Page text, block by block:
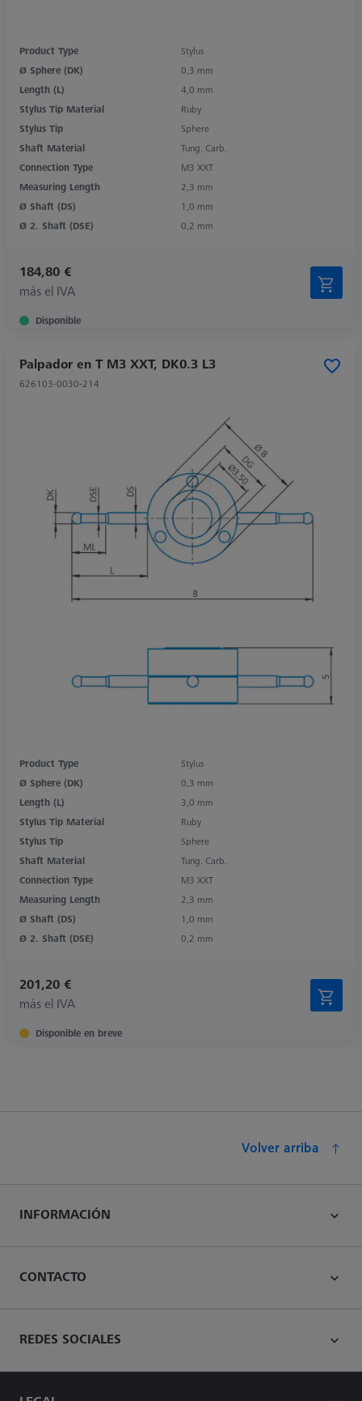
Product Type
Stylus
Ø Sphere (DK)
0,3 mm
Length (L)
4,0 mm
Stylus Tip Material
Ruby
Stylus Tip
Sphere
Shaft Material
Tung. Carb.
Connection Type
M3 XXT
Measuring Length
2,3 mm
Ø Shaft (DS)
1,0 mm
Ø 2. Shaft (DSE)
0,2 mm
184,80 €
más el IVA
Disponible
Palpador en T M3 XXT, DK0.3 L3
626103-0030-214
Product Type
Stylus
Ø Sphere (DK)
0,3 mm
Length (L)
3,0 mm
Stylus Tip Material
Ruby
Stylus Tip
Sphere
Shaft Material
Tung. Carb.
Connection Type
M3 XXT
Measuring Length
2,3 mm
Ø Shaft (DS)
1,0 mm
Ø 2. Shaft (DSE)
0,2 mm
201,20 €
más el IVA
Disponible en breve
Volver arriba
INFORMACIÓN
CONTACTO
REDES SOCIALES